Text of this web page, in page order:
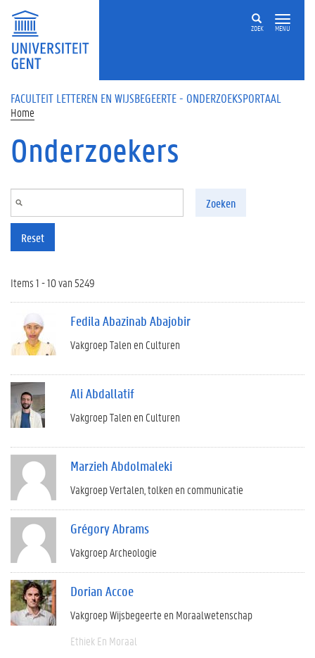
Overslaan en naar de inhoud gaan
ZOEK MENU
FACULTEIT LETTEREN EN WIJSBEGEERTE - ONDERZOEKSPORTAAL
Home
Onderzoekers
Zoeken
Reset
Items 1 - 10 van 5249
Fedila Abazinab Abajobir
Vakgroep Talen en Culturen
Ali Abdallatif
Vakgroep Talen en Culturen
Marzieh Abdolmaleki
Vakgroep Vertalen, tolken en communicatie
Grégory Abrams
Vakgroep Archeologie
Dorian Accoe
Vakgroep Wijsbegeerte en Moraalwetenschap
Ethiek En Moraal